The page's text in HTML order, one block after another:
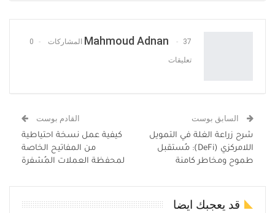
Mahmoud Adnan 37 المشاركات 0
تعليقات
السابق بوست
شرح زراعة الغلة في التمويل
اللامركزي (DeFi): مُستقبل
طموح ومخاطر كامنة
القادم بوست
كيفية عمل نسخة احتياطية
من المفاتيح الخاصة
لمحفظة العملات المُشفرة
قد يعجبك ايضا